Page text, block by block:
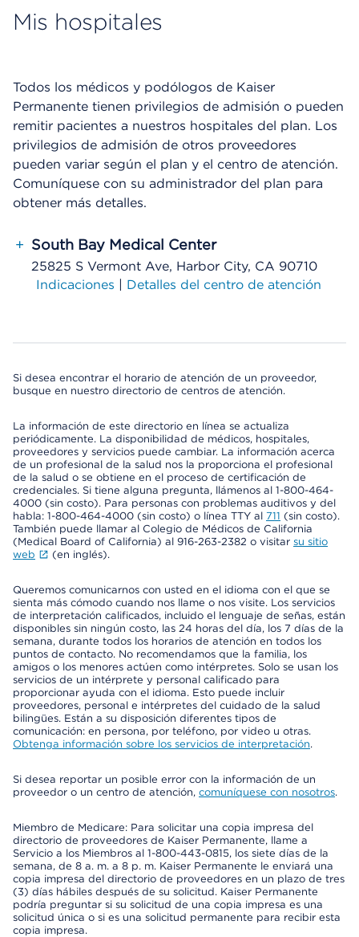
Mis hospitales
Todos los médicos y podólogos de Kaiser
Permanente tienen privilegios de admisión o pueden
remitir pacientes a nuestros hospitales del plan. Los
privilegios de admisión de otros proveedores
pueden variar según el plan y el centro de atención.
Comuníquese con su administrador del plan para
obtener más detalles.
+ South Bay Medical Center
25825 S Vermont Ave, Harbor City, CA 90710
Indicaciones | Detalles del centro de atención
Si desea encontrar el horario de atención de un proveedor,
busque en nuestro directorio de centros de atención.
La información de este directorio en línea se actualiza
periódicamente. La disponibilidad de médicos, hospitales,
proveedores y servicios puede cambiar. La información acerca
de un profesional de la salud nos la proporciona el profesional
de la salud o se obtiene en el proceso de certificación de
credenciales. Si tiene alguna pregunta, llámenos al 1-800-464-
4000 (sin costo). Para personas con problemas auditivos y del
habla: 1-800-464-4000 (sin costo) o línea TTY al 711 (sin costo).
También puede llamar al Colegio de Médicos de California
(Medical Board of California) al 916-263-2382 o visitar su sitio
web
(en inglés).
Queremos comunicarnos con usted en el idioma con el que se
sienta más cómodo cuando nos llame o nos visite. Los servicios
de interpretación calificados, incluido el lenguaje de señas, están
disponibles sin ningún costo, las 24 horas del día, los 7 días de la
semana, durante todos los horarios de atención en todos los
puntos de contacto. No recomendamos que la familia, los
amigos o los menores actúen como intérpretes. Solo se usan los
servicios de un intérprete y personal calificado para
proporcionar ayuda con el idioma. Esto puede incluir
proveedores, personal e intérpretes del cuidado de la salud
bilingües. Están a su disposición diferentes tipos de
comunicación: en persona, por teléfono, por video u otras.
Obtenga información sobre los servicios de interpretación.
Si desea reportar un posible error con la información de un
proveedor o un centro de atención, comuníquese con nosotros.
Miembro de Medicare: Para solicitar una copia impresa del
directorio de proveedores de Kaiser Permanente, llame a
Servicio a los Miembros al 1-800-443-0815, los siete días de la
semana, de 8 a. m. a 8 p. m. Kaiser Permanente le enviará una
copia impresa del directorio de proveedores en un plazo de tres
(3) días hábiles después de su solicitud. Kaiser Permanente
podría preguntar si su solicitud de una copia impresa es una
solicitud única o si es una solicitud permanente para recibir esta
copia impresa.